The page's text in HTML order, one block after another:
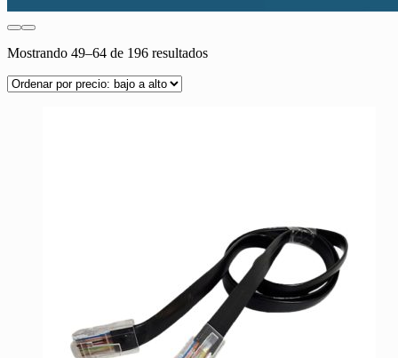
Mostrando 49–64 de 196 resultadosOrdenado